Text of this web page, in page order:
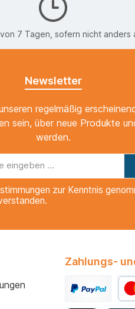
7 Tagen, sofern nicht anders
Newsletter
regelmäßig
sein, über neue Produkte
werden.
Mail-
Adresse*
zur Kenntnis
Zahlungs-